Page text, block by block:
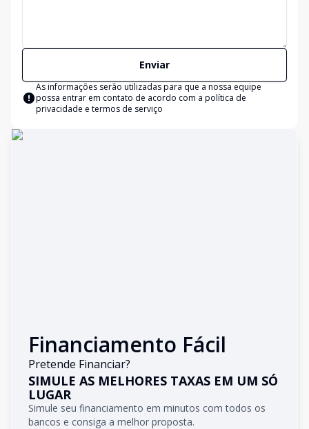
Enviar
As informações serão utilizadas para que a nossa equipe
possa entrar em contato de acordo com a política de
privacidade e termos de serviço
Financiamento Fácil
Pretende Financiar?
SIMULE AS MELHORES TAXAS EM UM SÓ
LUGAR
Simule seu financiamento em minutos com todos os
bancos e consiga a melhor proposta.